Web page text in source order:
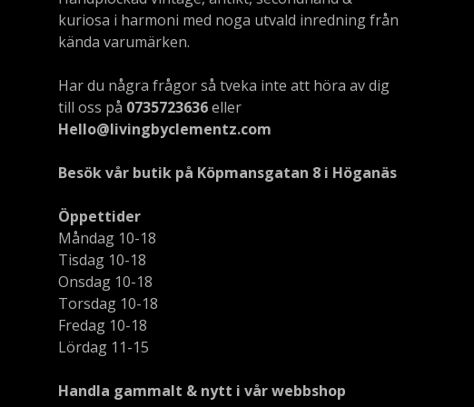
kuriosa i harmoni med noga utvald inredning från
kända varumärken.
Har du några frågor så tveka inte att höra av dig
till oss på 0735723636eller
Hello@livingbyclementz.com
Besök vår butik på Köpmansgatan 8 i Höganäs
Öppettider
Måndag 10-18
Tisdag 10-18
Onsdag 10-18
Torsdag 10-18
Fredag 10-18
Lördag 11-15
Handla gammalt & nytt i vår webbshop